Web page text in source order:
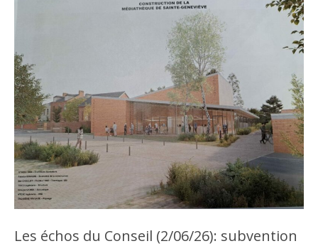
Les échos du Conseil (2/06/26): subvention